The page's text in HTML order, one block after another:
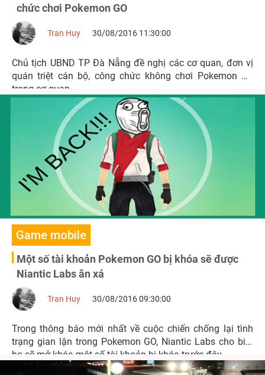
chức chơi Pokemon GO
Tran Huy 30/08/2016 11:30:00
Chủ tịch UBND TP Đà Nẵng đề nghị các cơ quan, đơn vị
quán triệt cán bộ, công chức không chơi Pokemon Go
trong cơ quan.
Game mobile
Một số tài khoản Pokemon GO bị khóa sẽ được
Niantic Labs ân xá
Tran Huy 30/08/2016 09:30:00
Trong thông báo mới nhất về cuộc chiến chống lại tình
trạng gian lận trong Pokemon GO, Niantic Labs cho biết
họ sẽ mở khóa một số tài khoản bị khóa trước đây.